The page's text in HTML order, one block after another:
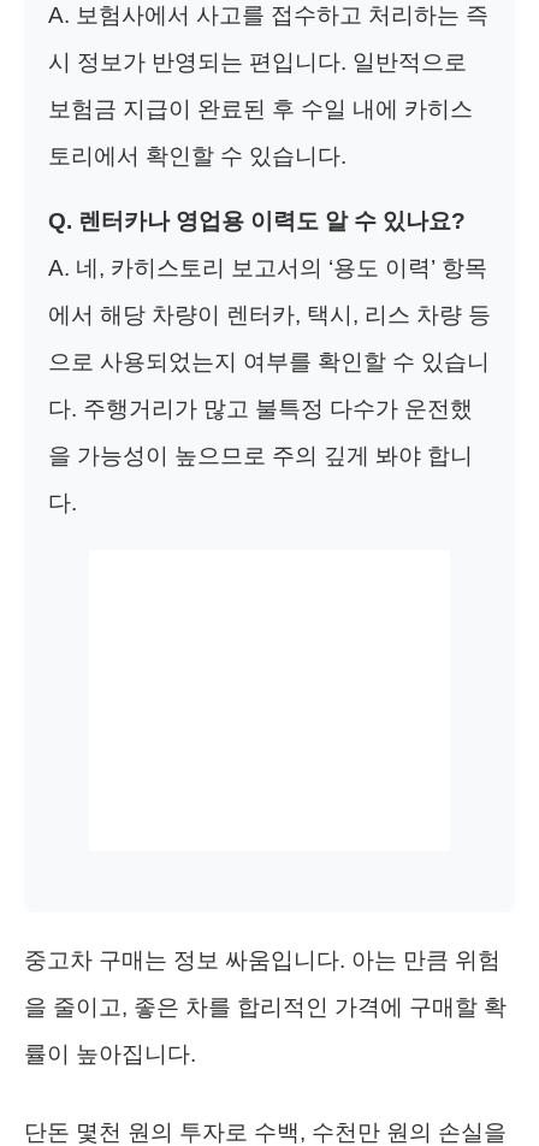
A. 보험사에서 사고를 접수하고 처리하는 즉
시 정보가 반영되는 편입니다. 일반적으로
보험금 지급이 완료된 후 수일 내에 카히스
토리에서 확인할 수 있습니다.
Q. 렌터카나 영업용 이력도 알 수 있나요?
A. 네, 카히스토리 보고서의 ‘용도 이력’ 항목
에서 해당 차량이 렌터카, 택시, 리스 차량 등
으로 사용되었는지 여부를 확인할 수 있습니
다. 주행거리가 많고 불특정 다수가 운전했
을 가능성이 높으므로 주의 깊게 봐야 합니
다.
중고차 구매는 정보 싸움입니다. 아는 만큼 위험
을 줄이고, 좋은 차를 합리적인 가격에 구매할 확
률이 높아집니다.
단돈 몇천 원의 투자로 수백, 수천만 원의 손실을